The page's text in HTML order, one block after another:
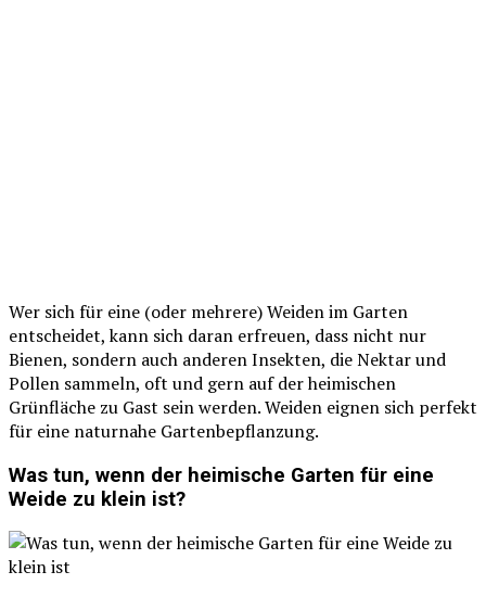
Wer sich für eine (oder mehrere) Weiden im Garten
entscheidet, kann sich daran erfreuen, dass nicht nur
Bienen, sondern auch anderen Insekten, die Nektar und
Pollen sammeln, oft und gern auf der heimischen
Grünfläche zu Gast sein werden. Weiden eignen sich perfekt
für eine naturnahe Gartenbepflanzung.
Was tun, wenn der heimische Garten für eine
Weide zu klein ist?